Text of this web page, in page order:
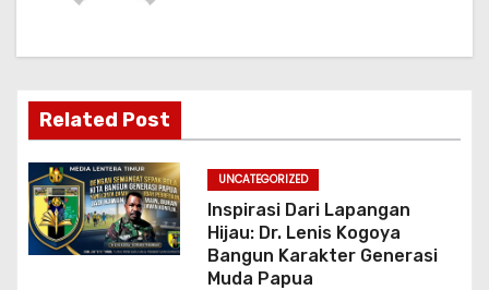
Related Post
UNCATEGORIZED
Inspirasi Dari Lapangan
Hijau: Dr. Lenis Kogoya
Bangun Karakter Generasi
Muda Papua